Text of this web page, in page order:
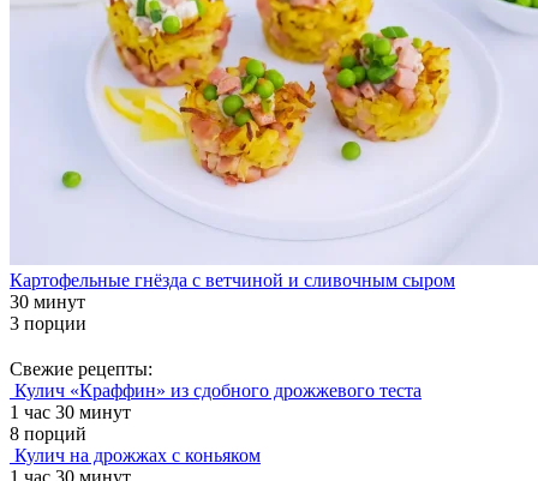
Картофельные гнёзда с ветчиной и сливочным сыром
30 минут
3 порции
Свежие рецепты:
Кулич «Краффин» из сдобного дрожжевого теста
1 час 30 минут
8 порций
Кулич на дрожжах с коньяком
1 час 30 минут